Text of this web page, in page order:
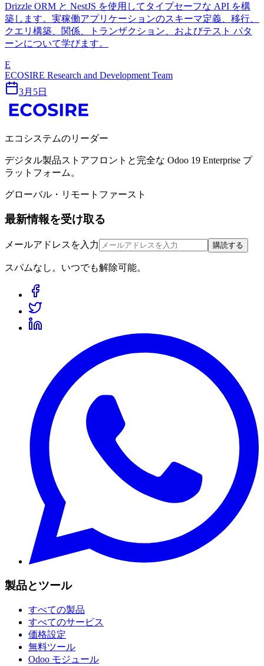
Drizzle ORM と NestJS を使用してタイプセーフな API を構
築します。実稼働アプリケーションのスキーマ定義、移行、
クエリ構築、関係、トランザクション、およびテスト パタ
ーンについて学びます。
E
ECOSIRE Research and Development Team
3月5日
エコシステムのリーダー
デジタル製品ストアフロントと完全な Odoo 19 Enterprise プ
ラットフォーム。
グローバル・リモートファースト
最新情報を受け取る
メールアドレスを入力 購読する
スパムなし。いつでも解除可能。
製品とツール
すべての製品
すべてのサービス
価格設定
無料ツール
Odoo モジュール